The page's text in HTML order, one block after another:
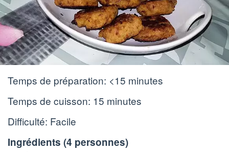
Temps de préparation: <15 minutes
Temps de cuisson: 15 minutes
Difficulté: Facile
Ingrédients (4 personnes)